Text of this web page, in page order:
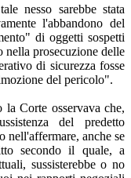
nesso sarebbe stata
l'abbandono del
di oggetti sospetti
nella prosecuzione delle
di sicurezza fosse
del pericolo".
Corte osservava che,
del predetto
nell'affermare, anche se
secondo il quale, a
sussisterebbe o no